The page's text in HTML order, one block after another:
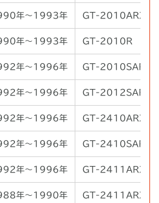
年～1993年 GT-2010ARX
年～1993年 GT-2010R
年～1996年 GT-2010SAR
年～1996年 GT-2012SARX
年～1996年 GT-2410ARX
年～1996年 GT-2410SAR
年～1996年 GT-2411ARX
年～1990年 GT-2411ARXS